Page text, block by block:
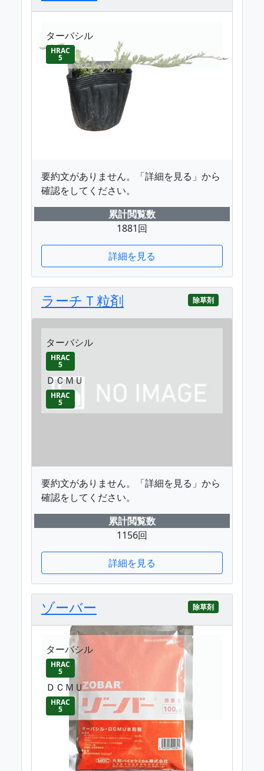
ターバシル
HRAC
5
要約文がありません。「詳細を見る」から
確認をしてください。
累計閲覧数
1881回
詳細を見る
ラーチＴ粒剤 除草剤
ターバシル
HRAC
5
ＤＣＭＵ
HRAC
5
要約文がありません。「詳細を見る」から
確認をしてください。
累計閲覧数
1156回
詳細を見る
ゾーバー 除草剤
ターバシル
HRAC
5
ＤＣＭＵ
HRAC
5